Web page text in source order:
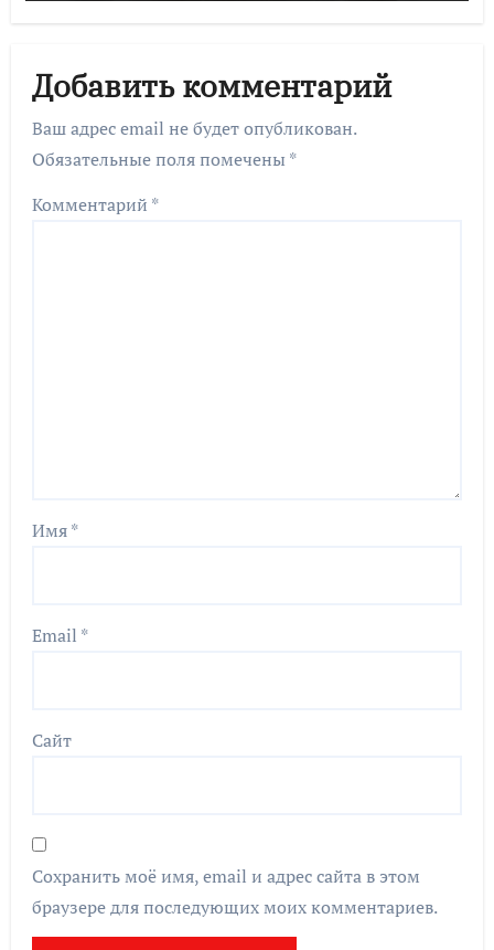
Добавить комментарий
Ваш адрес email не будет опубликован.
Обязательные поля помечены *
Комментарий *
Имя*
Email *
Сайт
Сохранить моё имя, email и адрес сайта в этом
браузере для последующих моих комментариев.